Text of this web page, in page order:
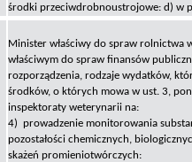
środki przeciwdrobnoustrojowe: d) w
Minister właściwy do spraw rolnictwa
właściwym do spraw finansów
rozporządzenia, rodzaje wydatków,
środków, o których mowa w ust. 3,
inspektoraty weterynarii na:
4) prowadzenie monitorowania
pozostałości chemicznych,
skażeń promieniotwórczych: